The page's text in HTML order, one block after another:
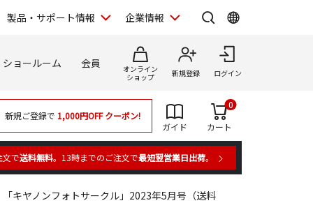
製品・サポート情報 企業情報
ショールーム 会員
オンライン
ショップ
新規登録 ログイン
新規ご登録で 1,000円OFFクーポン!
ガイド
カート
0
で送料無料。13時までのご注文で最短翌営業日出荷。
「キヤノンフォトサークル」2023年5月号（送料